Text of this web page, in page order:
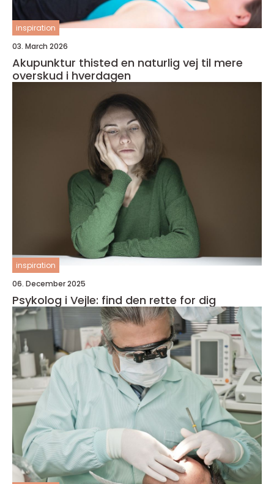
inspiration
03. March 2026
Akupunktur thisted en naturlig vej til mere
overskud i hverdagen
inspiration
06. December 2025
Psykolog i Vejle: find den rette for dig